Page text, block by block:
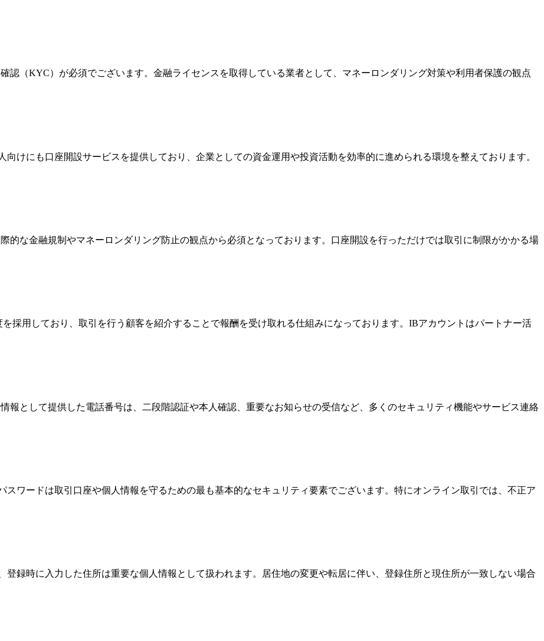
認（KYC）が必須でございます。金融ライセンスを取得している業者として、マネーロンダリング対策や利用者保護の観点
けにも口座開設サービスを提供しており、企業としての資金運用や投資活動を効率的に進められる環境を整えております。
的な金融規制やマネーロンダリング防止の観点から必須となっております。口座開設を行っただけでは取引に制限がかかる場
採用しており、取引を行う顧客を紹介することで報酬を受け取れる仕組みになっております。IBアカウントはパートナー活
報として提供した電話番号は、二段階認証や本人確認、重要なお知らせの受信など、多くのセキュリティ機能やサービス連絡
ワードは取引口座や個人情報を守るための最も基本的なセキュリティ要素でございます。特にオンライン取引では、不正ア
録時に入力した住所は重要な個人情報として扱われます。居住地の変更や転居に伴い、登録住所と現住所が一致しない場合